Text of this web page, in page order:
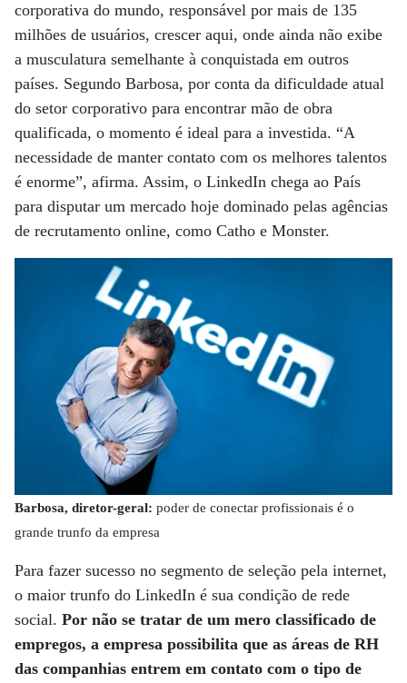
corporativa do mundo, responsável por mais de 135
milhões de usuários, crescer aqui, onde ainda não exibe
a musculatura semelhante à conquistada em outros
países. Segundo Barbosa, por conta da dificuldade atual
do setor corporativo para encontrar mão de obra
qualificada, o momento é ideal para a investida. “A
necessidade de manter contato com os melhores talentos
é enorme”, afirma. Assim, o LinkedIn chega ao País
para disputar um mercado hoje dominado pelas agências
de recrutamento online, como Catho e Monster.
Barbosa, diretor-geral: poder de conectar profissionais é o
grande trunfo da empresa
Para fazer sucesso no segmento de seleção pela internet,
o maior trunfo do LinkedIn é sua condição de rede
social. Por não se tratar de um mero classificado de
empregos, a empresa possibilita que as áreas de RH
das companhias entrem em contato com o tipo de